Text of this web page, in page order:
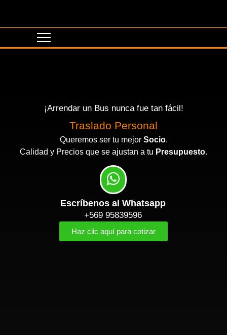
¡Arrendar un Bus nunca fue tan fácil!
Traslado Personal
Queremos ser tu mejor Socio.
Calidad y Precios que se ajustan a tu Presupuesto.
Escríbenos al Whatsapp
+569 95839596
Haz clic aquí para cotizar